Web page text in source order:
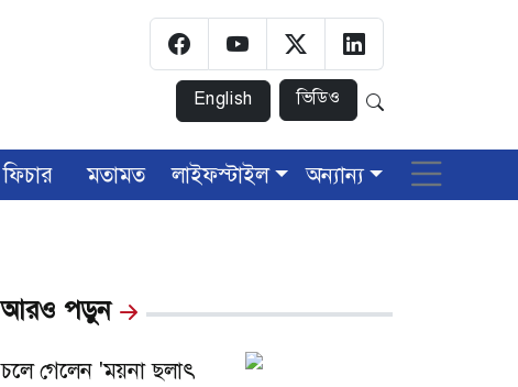
English ভিডিও
ফিচার মতামত লাইফস্টাইল অন্যান্য
আরও পড়ুন
চলে গেলেন 'ময়না ছলাৎ